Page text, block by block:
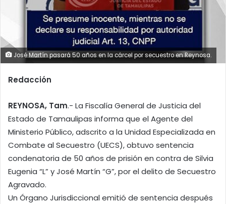
José Martín pasará 50 años en la cárcel por secuestro en Reynosa.
Redacción
REYNOSA, Tam.- La Fiscalía General de Justicia del
Estado de Tamaulipas informa que el Agente del
Ministerio Público, adscrito a la Unidad Especializada en
Combate al Secuestro (UECS), obtuvo sentencia
condenatoria de 50 años de prisión en contra de Silvia
Eugenia “L” y José Martín “G”, por el delito de Secuestro
Agravado.
Un Órgano Jurisdiccional emitió de sentencia después